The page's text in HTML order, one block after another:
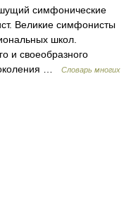
симфонические
Великие симфонисты
школ.
и своеобразного
…
Словарь многих